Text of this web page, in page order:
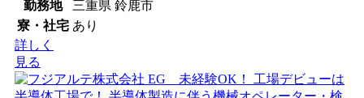
勤務地
三重県 鈴鹿市
寮・社宅 あり
詳しく
見る